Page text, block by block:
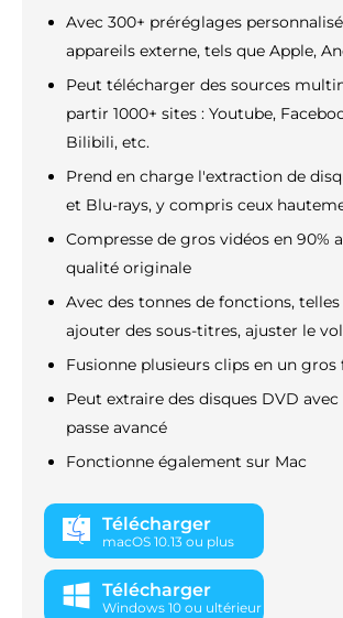
Avec 300+ préréglages
appareils externe, tels que Apple,
Peut télécharger des sources
partir 1000+ sites : Youtube,
Bilibili, etc.
Prend en charge l'extraction de
et Blu-rays, y compris ceux
Compresse de gros vidéos en 90%
qualité originale
Avec des tonnes de fonctions,
ajouter des sous-titres, ajuster le
Fusionne plusieurs clips en un gros
Peut extraire des disques DVD
passe avancé
Fonctionne également sur Mac
Télécharger
macOS 10.13 ou plus
Télécharger
Windows 10 ou ultérieur